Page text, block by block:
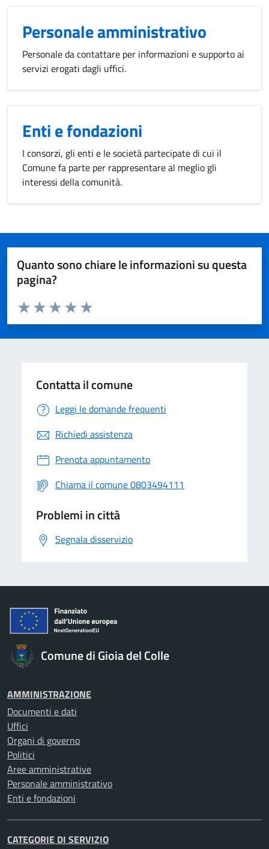
Personale amministrativo
Personale da contattare per informazioni e supporto ai
servizi erogati dagli uffici.
Enti e fondazioni
I consorzi, gli enti e le società partecipate di cui il
Comune fa parte per rappresentare al meglio gli
interessi della comunità.
Quanto sono chiare le informazioni su questa
pagina?
Valuta da 1 a 5 stelle la pagina
Valuta 5 stelle su 5
Valuta 4 stelle su 5
Valuta 3 stelle su 5
Valuta 2 stelle su 5
Valuta 1 stelle su 5
Contatta il comune
Leggi le domande frequenti
Richiedi assistenza
Prenota appuntamento
Chiama il comune 0803494111
Problemi in città
Segnala disservizio
Comune di Gioia del Colle
AMMINISTRAZIONE
Documenti e dati
Uffici
Organi di governo
Politici
Aree amministrative
Personale amministrativo
Enti e fondazioni
CATEGORIE DI SERVIZIO